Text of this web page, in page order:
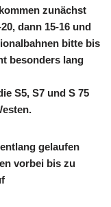
zunächst
dann 15-16 und
bitte bis
besonders lang
S5, S7 und S 75
gelaufen
vorbei bis zu